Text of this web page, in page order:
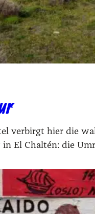
verbirgt hier die
El Chaltén: die